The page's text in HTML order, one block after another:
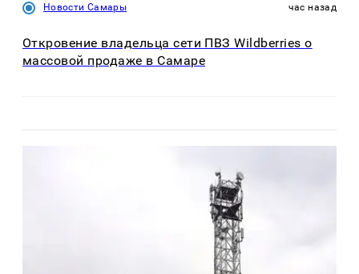
Новости Самары час назад
Откровение владельца сети ПВЗ Wildberries о
массовой продаже в Самаре